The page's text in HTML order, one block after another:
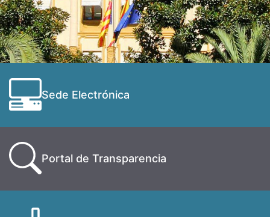
Sede Electrónica
Portal de Transparencia